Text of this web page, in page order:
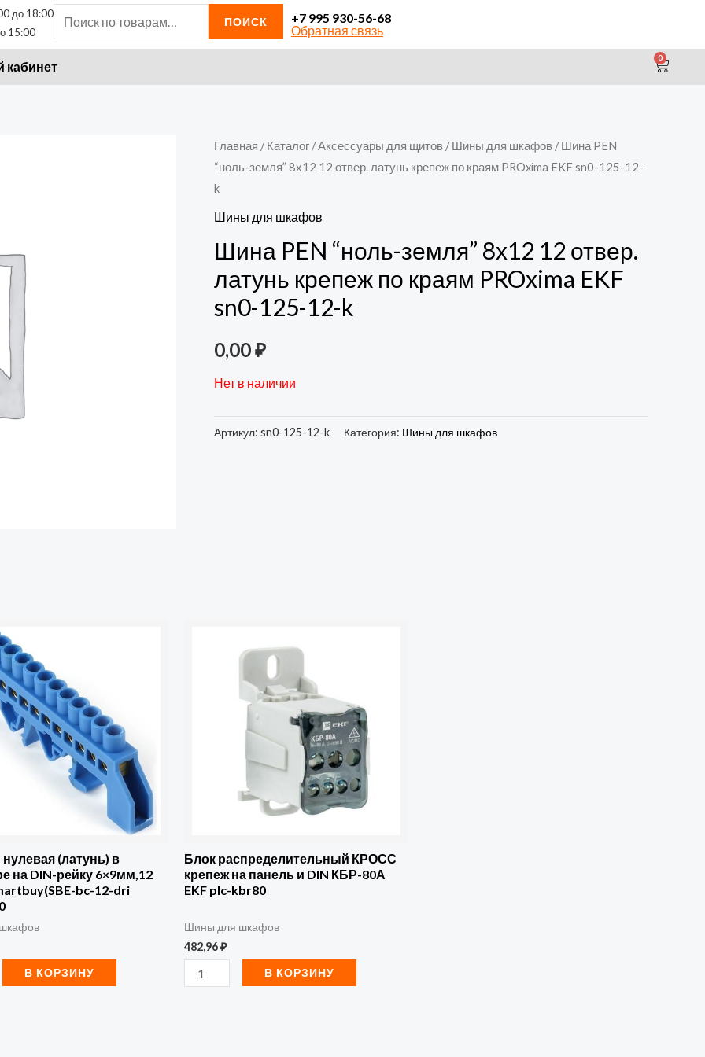
до 18:00
15:00
Искать: ПОИСК
+7 995 930-56-68
Обратная связь
кабинет
0
Главная /Каталог /Аксессуары для щитов /Шины для шкафов / Шина PEN
“ноль-земля” 8х12 12 отвер. латунь крепеж по краям PROxima EKF sn0-125-12-
k
Шины для шкафов
Шина PEN “ноль-земля” 8х12 12 отвер.
латунь крепеж по краям PROxima EKF
sn0-125-12-k
0,00₽
Нет в наличии
Артикул: sn0-125-12-k Категория: Шины для шкафов
нулевая (латунь) в
на DIN-рейку 6×9мм,12
bc-12-dri
В КОРЗИНУ
Блок распределительный КРОСС
крепеж на панель и DIN КБР-80А
EKF plc-kbr80
Шины для шкафов
482,96₽
распределительный
КБР-80А
EKF
kbr80
В КОРЗИНУ